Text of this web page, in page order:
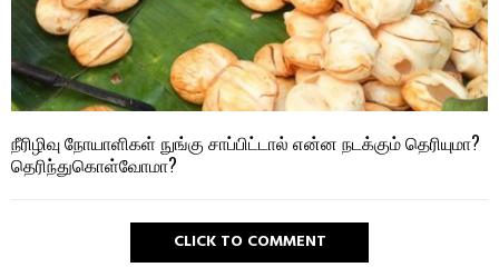
நீரிழிவு நோயாளிகள் நுங்கு சாப்பிட்டால் என்ன நடக்கும் தெரியுமா?
தெரிந்துகொள்வோமா?
CLICK TO COMMENT